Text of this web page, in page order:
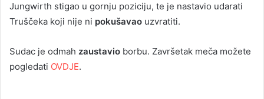
Jungwirth stigao u gornju poziciju, te je nastavio udarati
Truščeka koji nije ni pokušavao uzvratiti.
Sudac je odmah zaustavio borbu. Završetak meča možete
pogledati OVDJE.